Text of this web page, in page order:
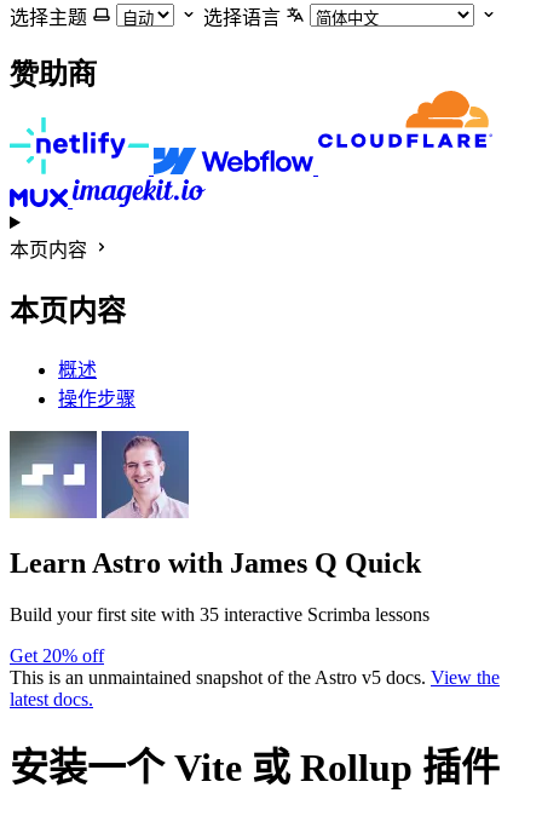
选择主题 选择语言
赞助商
本页内容
本页内容
概述
操作步骤
Learn Astro with James Q Quick
Build your first site with 35 interactive Scrimba lessons
Get 20% off
This is an unmaintained snapshot of the Astro v5 docs. View the
latest docs.
安装一个 Vite 或 Rollup 插件